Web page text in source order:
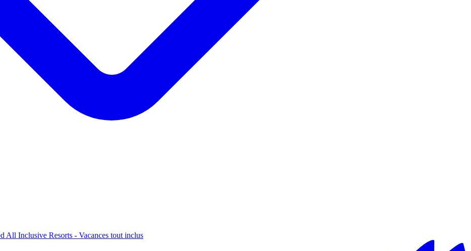
All Inclusive Resorts - Vacances tout inclus